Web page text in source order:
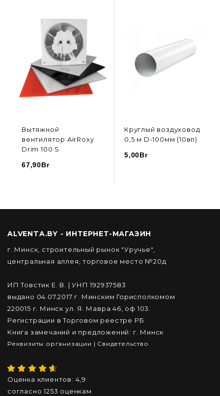
Вытяжной
вентилятор AirRoxy
Drim 100 S
67,90Br
Круглый воздуховод
0,5 м D-100мм (10вп)
5,00Br
ALVENTA.BY - ИНТЕРНЕТ-МАГАЗИН
г. Минск, строительный рынок "Уручье",
центральная аллея, торговое место №20д
ИП Товстик Е. В. | УНП 192937583
выдано 04.07.2017 г. Минским Горисполкомом
220015 г. Минск ул. Я. Мавра 46, оф 103.
Регистрации в Торговом реестре РБ
Книга замечаний и предложений: г. Минск
Реквизиты организации | Cвидетельство
Оценка клиентов: 4,9
согласно1253 оценкам